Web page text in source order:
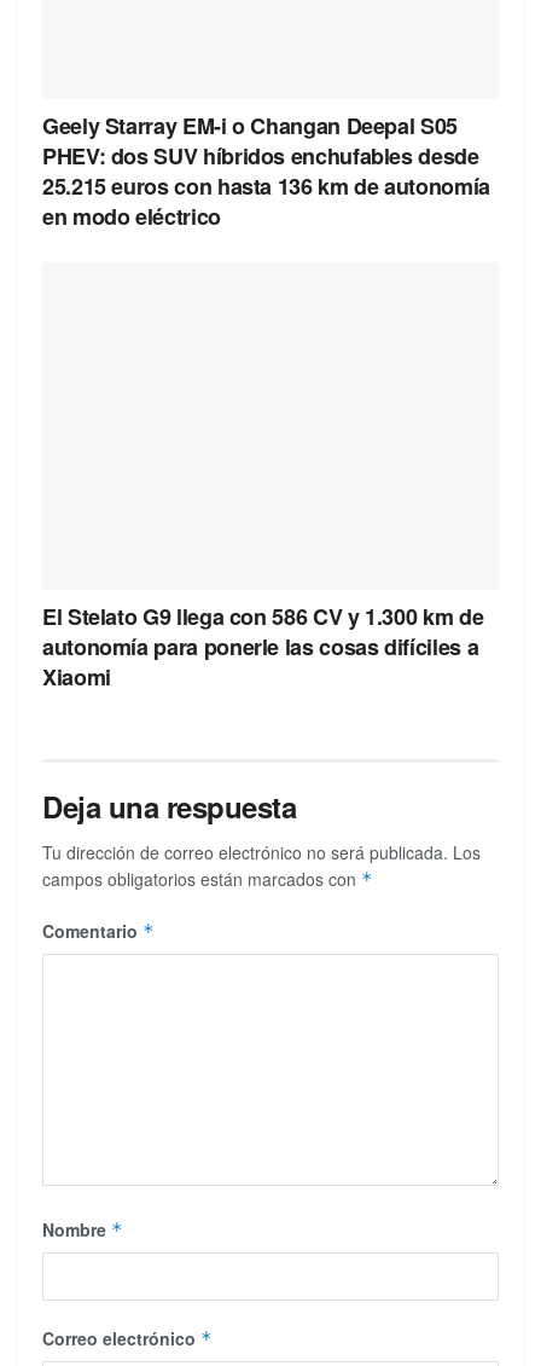
Geely Starray EM-i o Changan Deepal S05
PHEV: dos SUV híbridos enchufables desde
25.215 euros con hasta 136 km de autonomía
en modo eléctrico
El Stelato G9 llega con 586 CV y 1.300 km de
autonomía para ponerle las cosas difíciles a
Xiaomi
Deja una respuesta
Tu dirección de correo electrónico no será publicada. Los
campos obligatorios están marcados con *
Comentario *
Nombre *
Correo electrónico *